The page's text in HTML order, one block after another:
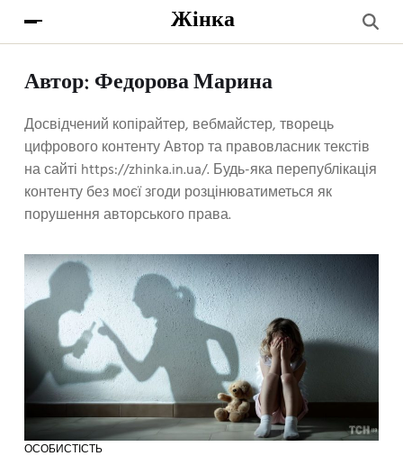
Жінка
Автор:Федорова Марина
Досвідчений копірайтер, вебмайстер, творець
цифрового контенту Автор та правовласник текстів
на сайті https://zhinka.in.ua/. Будь-яка перепублікація
контенту без моєї згоди розцінюватиметься як
порушення авторського права.
ОСОБИСТІСТЬ